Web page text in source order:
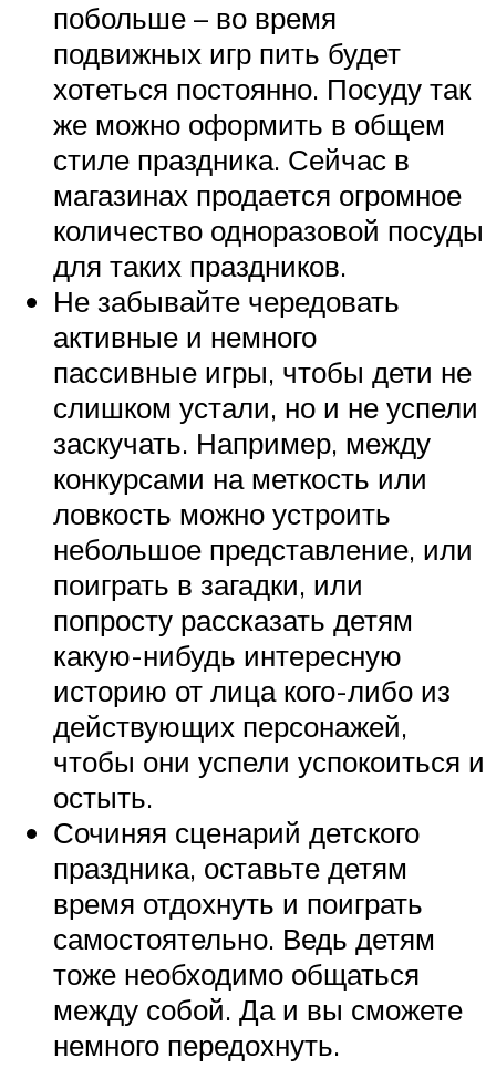
побольше – во время
подвижных игр пить будет
хотеться постоянно. Посуду так
же можно оформить в общем
стиле праздника. Сейчас в
магазинах продается огромное
количество одноразовой посуды
для таких праздников.
Не забывайте чередовать
активные и немного
пассивные игры, чтобы дети не
слишком устали, но и не успели
заскучать. Например, между
конкурсами на меткость или
ловкость можно устроить
небольшое представление, или
поиграть в загадки, или
попросту рассказать детям
какую-нибудь интересную
историю от лица кого-либо из
действующих персонажей,
чтобы они успели успокоиться и
остыть.
Сочиняя сценарий детского
праздника, оставьте детям
время отдохнуть и поиграть
самостоятельно. Ведь детям
тоже необходимо общаться
между собой. Да и вы сможете
немного передохнуть.